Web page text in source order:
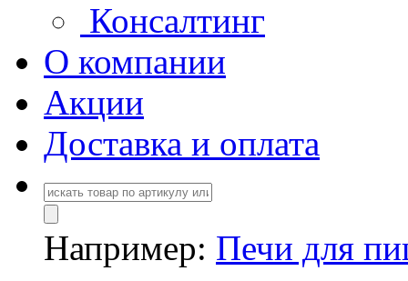
Консалтинг
О компании
Акции
Доставка и оплата
Например: Печи для